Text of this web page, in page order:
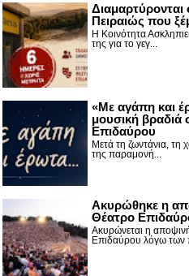
Πειραιώς που
Η Κοινότητα
της για το γεγ...
«Με αγάπη και
μουσική βραδιά
Επιδαύρου
Μετά τη ζωντάνια, τη
της παραμονή...
Ακυρώθηκε η
Θέατρο
Ακυρώνεται η
Επιδαύρου λόγω των